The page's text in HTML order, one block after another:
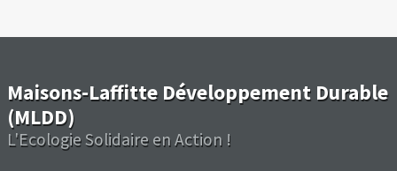
Maisons-Laffitte Développement Durable
(MLDD)
L'Ecologie Solidaire en Action !